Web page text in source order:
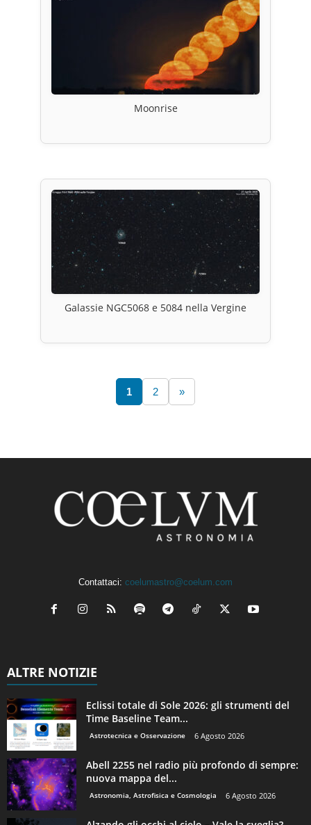
Moonrise
Galassie NGC5068 e 5084 nella Vergine
1 2 »
Contattaci: coelumastro@coelum.com
ALTRE NOTIZIE
Eclissi totale di Sole 2026: gli strumenti del
Time Baseline Team...
Astrotecnica e Osservazione 6 Agosto 2026
Abell 2255 nel radio più profondo di sempre:
nuova mappa del...
Astronomia, Astrofisica e Cosmologia 6 Agosto 2026